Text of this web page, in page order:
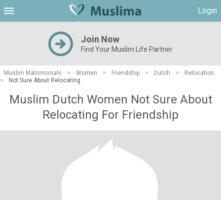
Login
Join Now
Find Your Muslim Life Partner
Muslim Matrimonials > Women > Friendship > Dutch >
Relocation
>
Not Sure About Relocating
Muslim Dutch Women Not Sure About
Relocating For Friendship